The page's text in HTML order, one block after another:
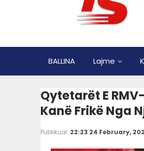
BALLINA Lajme
Qytetarët E
Kanë Frikë Nga
Publikuar 22:23 24 February,